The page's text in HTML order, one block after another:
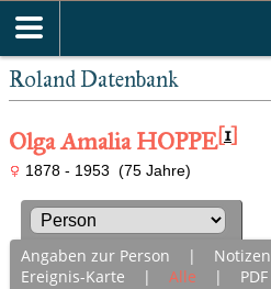
Roland Datenbank
Olga Amalia HOPPE[1]
1878 - 1953 (75 Jahre)
Angaben zur Person | Notizen
Ereignis-Karte | Alle | PDF